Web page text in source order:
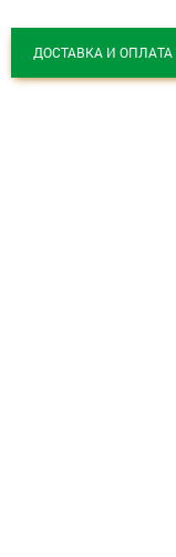
ДОСТАВКА И ОПЛАТА